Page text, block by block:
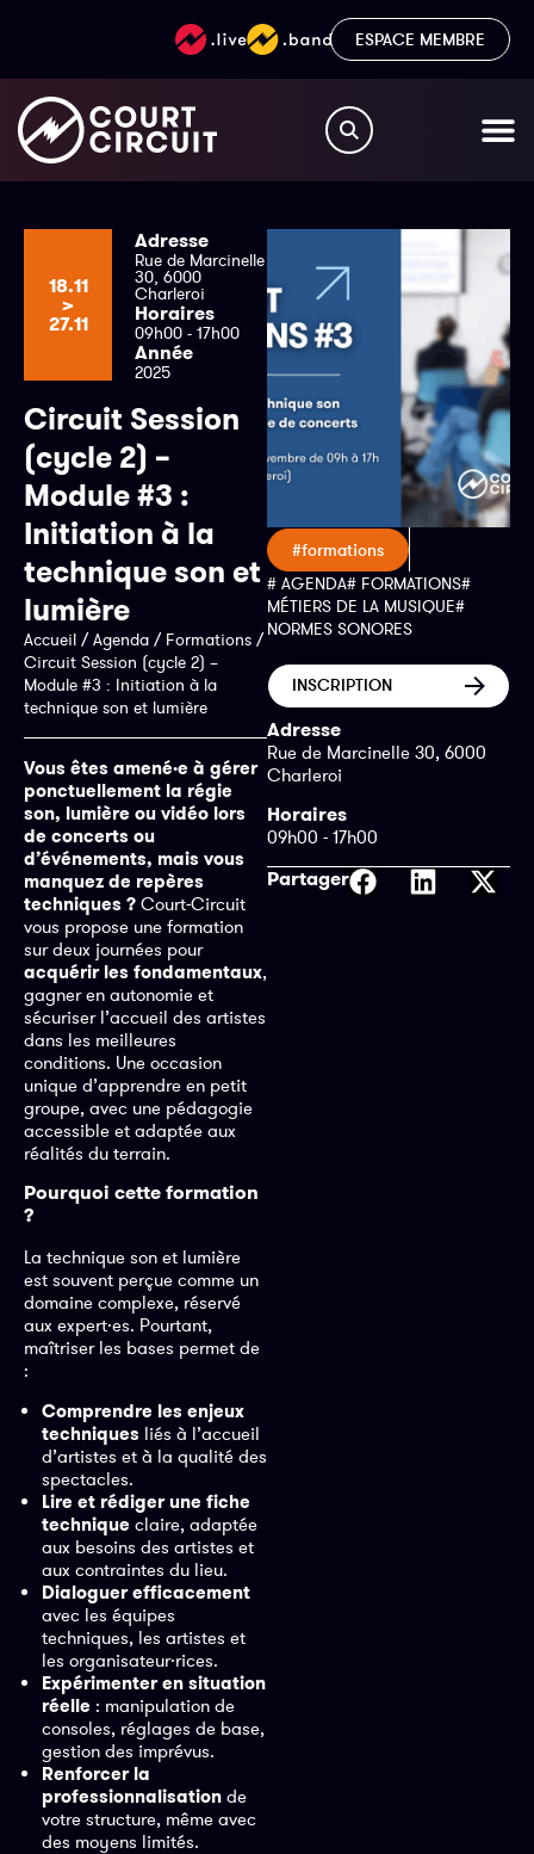
ESPACE MEMBRE
18.11
>
27.11
Adresse
Rue de Marcinelle
30, 6000
Charleroi
Horaires
09h00 - 17h00
Année
2025
Circuit Session
(cycle 2) –
Module #3 :
Initiation à la
technique son et
lumière
Accueil /Agenda / Formations /
Circuit Session (cycle 2) –
Module #3 : Initiation à la
technique son et lumière
Vous êtes amené·e à gérer
ponctuellement la régie
son, lumière ou vidéo lors
de concerts ou
d’événements, mais vous
manquez de repères
techniques ? Court-Circuit
vous propose une formation
sur deux journées pour
acquérir les fondamentaux,
gagner en autonomie et
sécuriser l’accueil des artistes
dans les meilleures
conditions. Une occasion
unique d’apprendre en petit
groupe, avec une pédagogie
accessible et adaptée aux
réalités du terrain.
Pourquoi cette formation
?
La technique son et lumière
est souvent perçue comme un
domaine complexe, réservé
aux expert·es. Pourtant,
maîtriser les bases permet de
:
Comprendre les enjeux
techniques liés à l’accueil
d’artistes et à la qualité des
spectacles.
Lire et rédiger une fiche
technique claire, adaptée
aux besoins des artistes et
aux contraintes du lieu.
Dialoguer efficacement
avec les équipes
techniques, les artistes et
les organisateur·rices.
Expérimenter en situation
réelle : manipulation de
consoles, réglages de base,
gestion des imprévus.
Renforcer la
professionnalisation de
votre structure, même avec
des moyens limités.
#formations
# AGENDA# FORMATIONS#
MÉTIERS DE LA MUSIQUE#
NORMES SONORES
INSCRIPTION
Adresse
Rue de Marcinelle 30, 6000
Charleroi
Horaires
09h00 - 17h00
Partager